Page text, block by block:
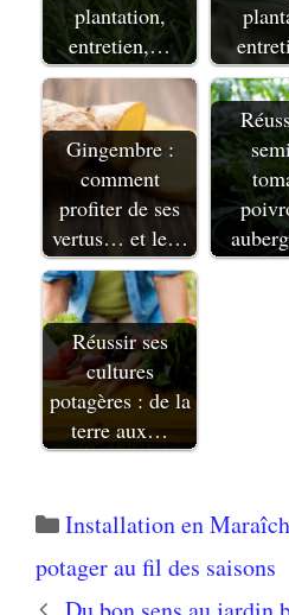
plantation,
entretien,…
Gingembre :
comment
profiter de ses
vertus… et le…
Réussir ses
cultures
potagères : de la
terre aux…
Catégories
Installation en
potager au fil des saisons